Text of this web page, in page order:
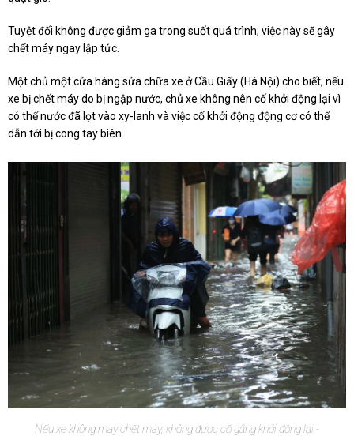
Tuyệt đối không được giảm ga trong suốt quá trình, việc này sẽ gây
chết máy ngay lập tức.
Một chủ một cửa hàng sửa chữa xe ở Cầu Giấy (Hà Nội) cho biết, nếu
xe bị chết máy do bị ngập nước, chủ xe không nên cố khởi động lại vì
có thể nước đã lọt vào xy-lanh và việc cố khởi động động cơ có thể
dẫn tới bị cong tay biên.
Nếu xe không may chết máy, không được cố gắng khởi động lại -